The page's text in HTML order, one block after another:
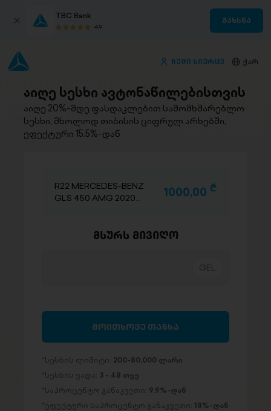
TBC Bank
4.9
გახსნა
ჩემი სივრცე ქარ
აიღე სესხი ავტონაწილებისთვის
აიღე 20%-მდე ფასდაკლებით სამომხმარებლო
სესხი, მხოლოდ თიბისის ციფრულ არხებში,
ეფექტური 15.5%-დან
R22 MERCEDES-BENZ
GLS 450 AMG 2020-
1000,00 D
მსურს მივიღო
მოითხოვე თანხა
სესხის ლიმიტი: 200-80,000 ლარი
სესხის ვადა: 3 - 48 თვე
საპროცენტო განაკვეთი: 9.9%-დან
ეფექტური საპროცენტო განაკვეთი: 18%-დან